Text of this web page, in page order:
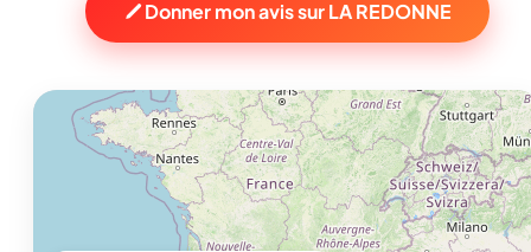
Donner mon avis sur LA REDONNE